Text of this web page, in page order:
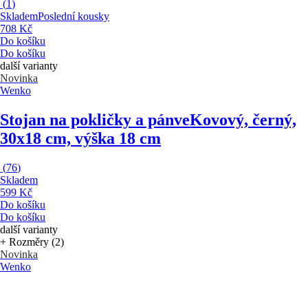
(1)
SklademPoslední kousky
708 Kč
Do košíku
Do košíku
další varianty
Novinka
Wenko
Stojan na pokličky a pánveKovový, černý,
30x18 cm, výška 18 cm
(76)
Skladem
599 Kč
Do košíku
Do košíku
další varianty
+ Rozměry (2)
Novinka
Wenko